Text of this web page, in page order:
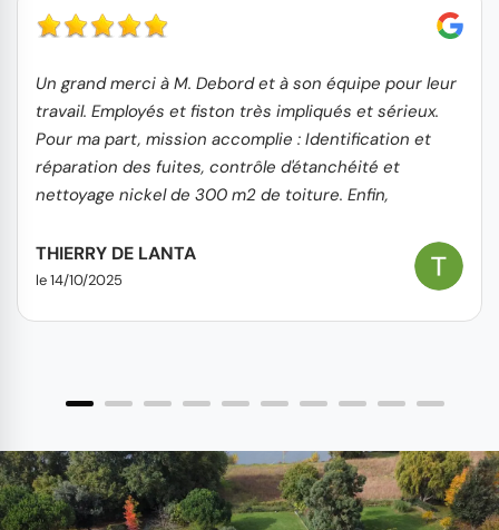
Un grand merci à M. Debord et à son équipe pour leur
travail. Employés et fiston très impliqués et sérieux.
Pour ma part, mission accomplie : Identification et
réparation des fuites, contrôle d'étanchéité et
nettoyage nickel de 300 m2 de toiture. Enfin,
coût/prestation est très correct. Je recommande
sans hésitation.
THIERRY DE LANTA
le 14/10/2025